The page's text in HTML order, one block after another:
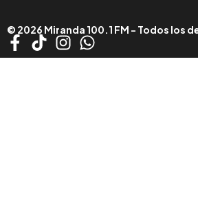
© 2026 Miranda 100.1 FM - Todos los